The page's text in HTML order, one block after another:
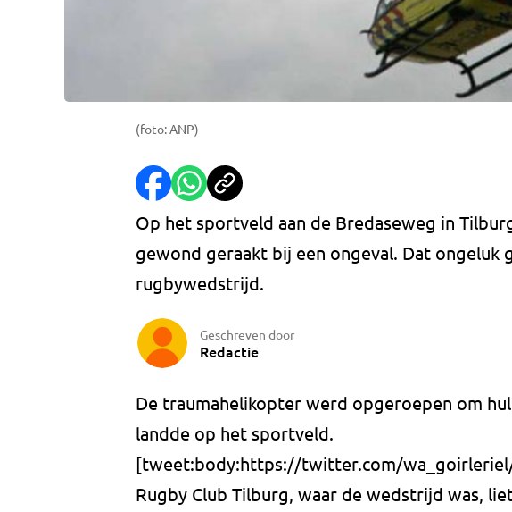
(foto: ANP)
Op het sportveld aan de Bredaseweg in
gewond geraakt bij een ongeval. Dat ongeluk
rugbywedstrijd.
Geschreven door
Redactie
De traumahelikopter werd opgeroepen om
landde op het sportveld.
[tweet:body:https://twitter.com/
Rugby Club Tilburg, waar de wedstrijd was,